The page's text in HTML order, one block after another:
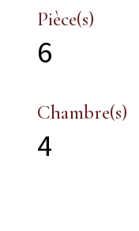
Pièce(s)
6
Chambre(s)
4